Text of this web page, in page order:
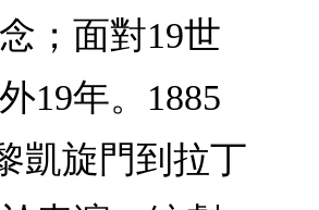
；面對19世
19年。1885
凱旋門到拉丁